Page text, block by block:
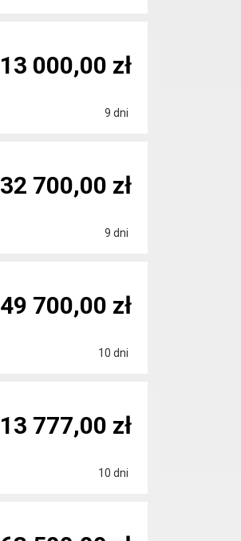
9 dni
13 000,00 zł
9 dni
32 700,00 zł
10 dni
49 700,00 zł
10 dni
13 777,00 zł